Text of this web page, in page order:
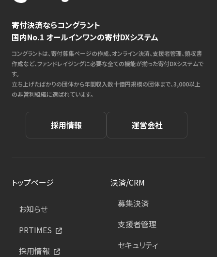
寄付決済ならコングラント
国内No.1 オールインワンの寄付DXシステム
コングラントは、寄付募集ページの作成、オンライン決済、支援者管理、領収書
作成など、ファンドレイジングに必要な全ての機能が揃った寄付DXシステムで
す。
立ち上げたばかりの団体から年間収入数十億円規模の団体まで、3,000以上
の非営利組織に選ばれています。
採用情報 運営会社
トップページ
お知らせ
PRTIMES
採用情報
決済/CRM
募集決済
支援者管理
セキュリティ